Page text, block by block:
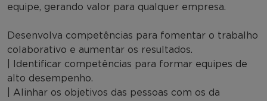
equipe, gerando valor para qualquer empresa.
Desenvolva competências para fomentar o trabalho
colaborativo e aumentar os resultados.
| Identificar competências para formar equipes de
alto desempenho.
| Alinhar os objetivos das pessoas com os da